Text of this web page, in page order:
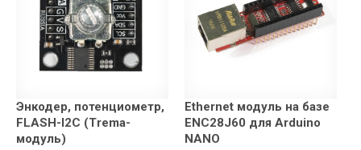
Энкодер, потенциометр,
FLASH-I2C (Trema-
модуль)
Ethernet модуль на базе
ENC28J60 для Arduino
NANO